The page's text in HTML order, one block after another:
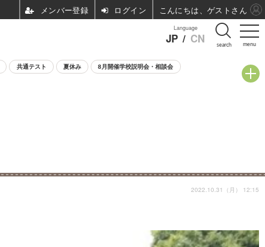
menu
Language
JP / CN search
共通テスト 夏休み 8月開催学校説明会・相談会
2022.10.31（月） 12:15
ログイン こんにちは、ゲストさん